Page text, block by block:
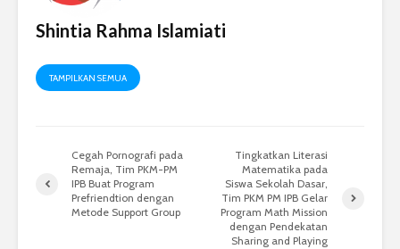
Shintia Rahma Islamiati
TAMPILKAN SEMUA
Cegah Pornografi pada
Remaja, Tim PKM-PM
IPB Buat Program
Prefriendtion dengan
Metode Support Group
Tingkatkan Literasi
Matematika pada
Siswa Sekolah Dasar,
Tim PKM PM IPB Gelar
Program Math Mission
dengan Pendekatan
Sharing and Playing